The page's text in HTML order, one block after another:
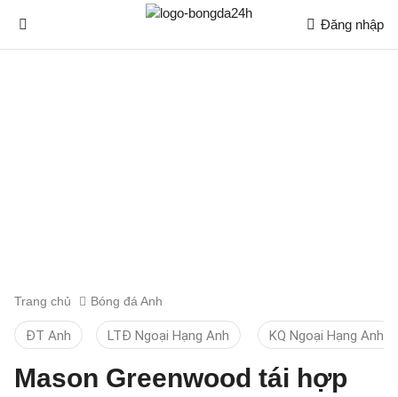
Đăng nhập
Trang chủ Bóng đá Anh
ĐT Anh LTĐ Ngoại Hạng Anh KQ Ngoại Hạng Anh
Mason Greenwood tái hợp